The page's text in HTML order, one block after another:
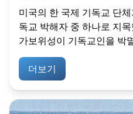
미국의 한 국제 기독교 단
독교 박해자 중 하나로 지
가보위성이 기독교인을 박
더보기